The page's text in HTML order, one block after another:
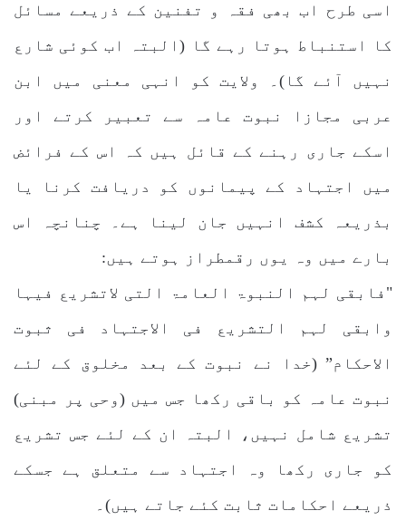
اسی طرح اب بھی فقہ و تفنین کے ذریعے مسائل
کا استنباط ہوتا رہے گا (البتہ اب کوئی شارع
نہیں آئے گا)۔ ولایت کو انہی معنی میں ابن
عربی مجازا نبوت عامہ سے تعبیر کرتے اور
اسکے جاری رہنے کے قائل ہیں کہ اس کے فرائض
میں اجتہاد کے پیمانوں کو دریافت کرنا یا
بذریعہ کشف انہیں جان لینا ہے۔ چنانچہ اس
بارے میں وہ یوں رقمطراز ہوتے ہیں:
"فابقی لہم النبوۃ العامۃ التی لاتشریع فیہا
وابقی لہم التشریع فی الاجتہاد فی ثبوت
الاحکام” (خدا نے نبوت کے بعد مخلوق کے لئے
نبوت عامہ کو باقی رکھا جس میں (وحی پر مبنی)
تشریع شامل نہیں، البتہ ان کے لئے جس تشریع
کو جاری رکھا وہ اجتہاد سے متعلق ہے جسکے
ذریعے احکامات ثابت کئے جاتے ہیں)۔